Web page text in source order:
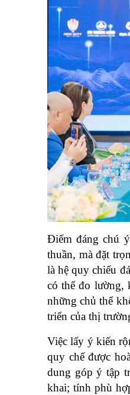
Điểm đáng chú
thuần, mà đặt
là hệ quy chiếu
có thể đo lường,
những chủ thể
triển của thị
Việc lấy ý kiến
quy chế được
dung góp ý tập
khai; tính phù